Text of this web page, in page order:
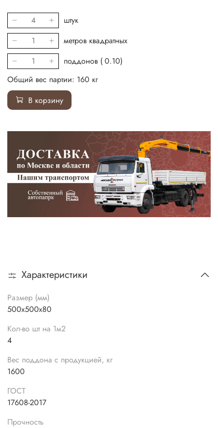
штук
метров квадратных
поддонов (0.10)
Общий вес партии: 160 кг
В корзину
Характеристики
Размер (мм)
500х500х80
Кол-во шт на 1м2
4
Вес поддона с продукцией, кг
1600
ГОСТ
17608-2017
Прочность